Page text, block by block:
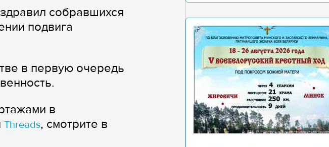
собравшихся
подвига
в первую очередь
в
Threads, смотрите в